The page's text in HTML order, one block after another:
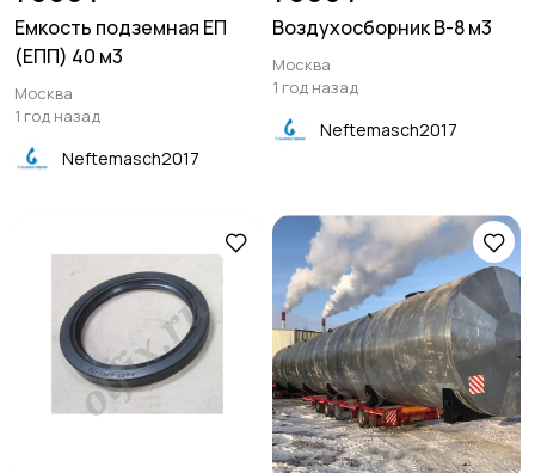
Емкость подземная ЕП
(ЕПП) 40 м3
Москва
1 год назад
Neftemasch2017
Воздухосборник В-8 м3
Москва
1 год назад
Neftemasch2017